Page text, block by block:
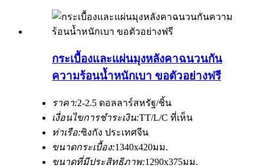
กระเบื้องและแผ่นมุงหลังคาฉนวนกัน
ความร้อนน้ำหนักเบา ขอตัวอย่างฟรี
ราคา:2-2.5 ดอลลาร์สหรัฐ/ชิ้น
เงื่อนไขการชำระเงิน:TT/L/C ที่เห็น
ท่าเรือ:ซิงกัง ประเทศจีน
ขนาดกระเบื้อง:1340x420มม.
ขนาดที่มีประสิทธิภาพ:1290x375มม.